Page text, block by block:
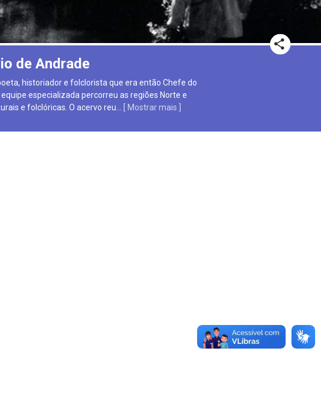
de Andrade
historiador e folclorista que era então Chefe do
especializada percorreu as regiões Norte e
e folclóricas. O acervo reu
[ Mostrar mais ]